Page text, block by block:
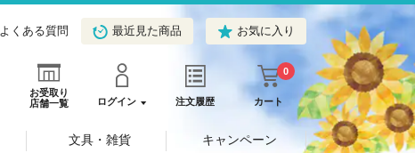
よくある質問 最近見た商品 お気に入り
お受取り
店舗一覧
ログイン 注文履歴 カート
0
文具・雑貨 キャンペーン